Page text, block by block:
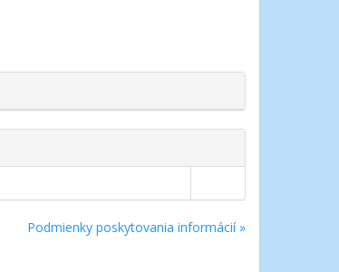
Podmienky poskytovania informácií »